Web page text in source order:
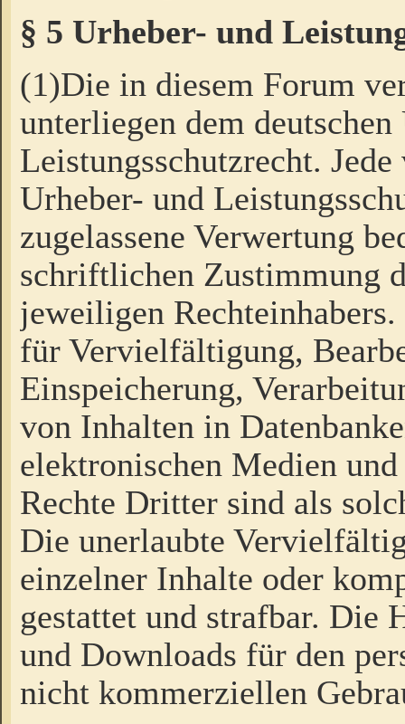
§ 5 Urheber- und
(1)Die in diesem Forum
unterliegen dem
Leistungsschutzrecht.
Urheber- und
zugelassene Verwertung
schriftlichen Zustimmung
jeweiligen
für Vervielfältigung,
Einspeicherung,
von Inhalten in
elektronischen Medien
Rechte Dritter sind als
Die unerlaubte
einzelner Inhalte oder
gestattet und strafbar. Die
und Downloads für den
nicht kommerziellen